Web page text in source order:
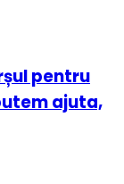
pentru
ajuta,